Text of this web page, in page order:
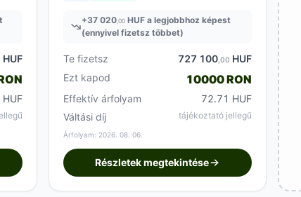
HUF
+37 020 ,00 HUF a legjobbhoz képest
(ennyivel fizetsz többet)
Te fizetsz 727 100,00 HUF
Ezt kapod
10000 RON
Effektív árfolyam
72.71 HUF
Váltási díj
tájékoztató jellegű
Árfolyam: 2026. 08. 06.
Részletek megtekintése